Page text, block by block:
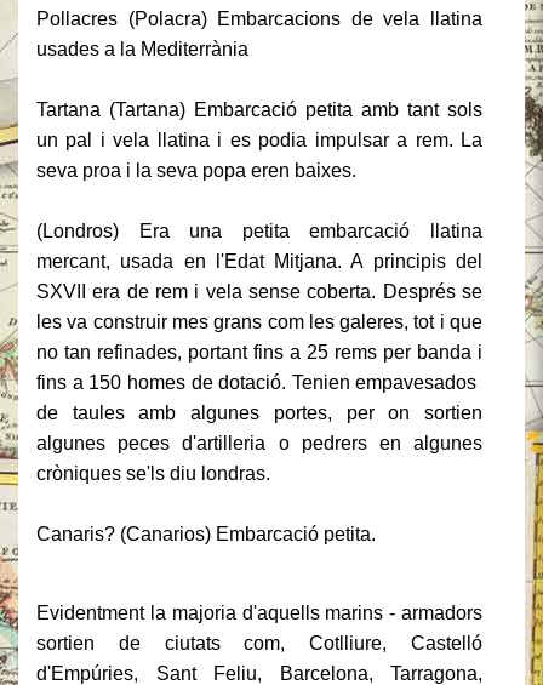
Pollacres (Polacra) Embarcacions de vela llatina
usades a la Mediterrània
Tartana (Tartana) Embarcació petita amb tant sols
un pal i vela llatina i es podia impulsar a rem. La
seva proa i la seva popa eren baixes.
(Londros) Era una petita embarcació llatina
mercant, usada en l'Edat Mitjana. A principis del
SXVII era de rem i vela sense coberta. Després se
les va construir mes grans com les galeres, tot i que
no tan refinades, portant fins a 25 rems per banda i
fins a 150 homes de dotació. Tenien empavesados ​​
de taules amb algunes portes, per on sortien
algunes peces d'artilleria o pedrers en algunes
cròniques se'ls diu londras.
Canaris? (Canarios) Embarcació petita.
Evidentment la majoria d'aquells marins - armadors
sortien de ciutats com, Cotlliure, Castelló
d'Empúries, Sant Feliu, Barcelona, ​​Tarragona,